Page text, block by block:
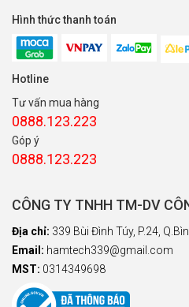
Hình thức thanh toán
Hotline
Tư vấn mua hàng
0888.123.223
Góp ý
0888.123.223
CÔNG TY TNHH TM-DV
Địa chỉ: 339 Bùi Đình Túy, P.24,
Email: hamtech339@gmail.com
MST: 0314349698